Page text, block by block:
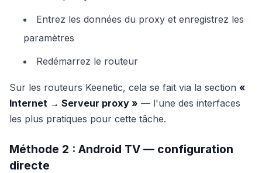
Entrez les données du proxy et enregistrez les
paramètres
Redémarrez le routeur
Sur les routeurs Keenetic, cela se fait via la section «
Internet → Serveur proxy » — l'une des interfaces
les plus pratiques pour cette tâche.
Méthode 2 : Android TV — configuration
directe